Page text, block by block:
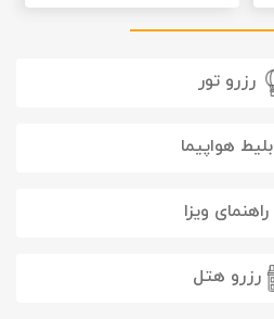
رزرو تور
بلیط هواپیما
راهنمای ویزا
رزرو هتل